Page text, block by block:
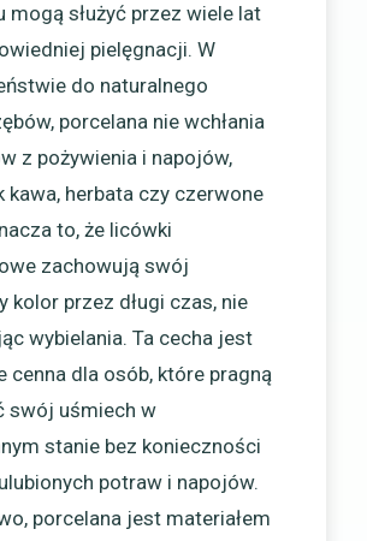
mogą służyć przez wiele lat
pielęgnacji. W
do naturalnego
porcelana nie wchłania
z pożywienia i napojów,
kawa, herbata czy czerwone
to, że licówki
zachowują swój
kolor przez długi czas, nie
wybielania. Ta cecha jest
cenna dla osób, które pragną
swój uśmiech w
stanie bez konieczności
potraw i napojów.
porcelana jest materiałem